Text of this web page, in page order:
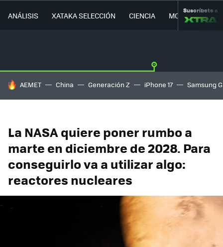
ANÁLISIS XATAKA SELECCIÓN CIENCIA MOVILIDAD
Suscríbete a
HOY SE HABLA DE
AEMET China Generación Z iPhone 17 Samsung
La NASA quiere poner rumbo a
marte en diciembre de 2028. Para
conseguirlo va a utilizar algo:
reactores nucleares